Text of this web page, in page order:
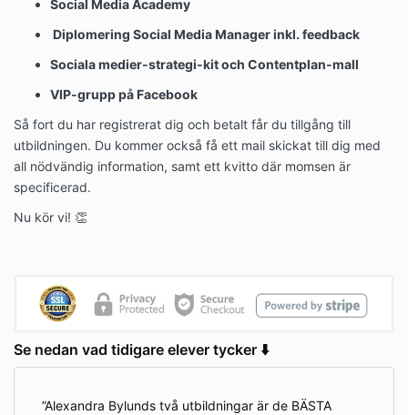
Social Media Academy
Diplomering Social Media Manager inkl. feedback
Sociala medier-strategi-kit och Contentplan-mall
VIP-grupp på Facebook
Så fort du har registrerat dig och betalt får du tillgång till
utbildningen. Du kommer också få ett mail skickat till dig med
all nödvändig information, samt ett kvitto där momsen är
specificerad.
Nu kör vi! 👏
Se nedan vad tidigare elever tycker ⬇️
Alexandra Bylunds två utbildningar är de BÄSTA